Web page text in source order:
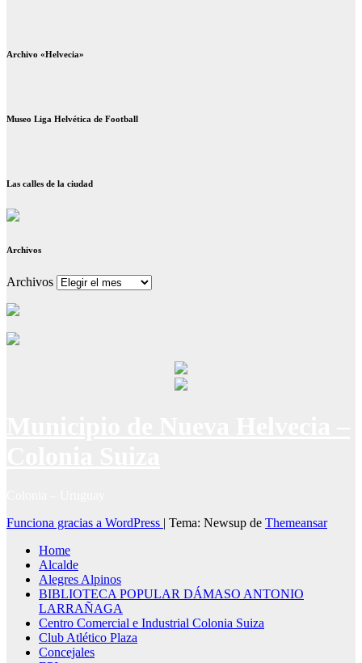
Archivo «Helvecia»
Museo Liga Helvética de Football
Las calles de la ciudad
Archivos
Archivos
Funciona gracias a WordPress | Tema: Newsup de Themeansar
Home
Alcalde
Alegres Alpinos
BIBLIOTECA POPULAR DÁMASO ANTONIO
LARRAÑAGA
Centro Comercial e Industrial Colonia Suiza
Club Atlético Plaza
Concejales